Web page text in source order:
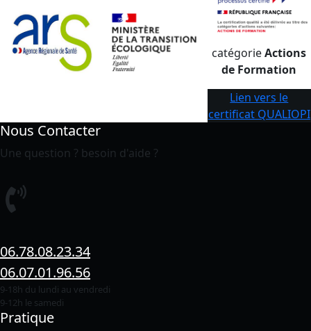
catégorieActions
de Formation
Lien vers le
certificat QUALIOPI
Nous Contacter
Une question ? besoin d'aide ?
06.78.08.23.34
06.07.01.96.56
9-18h du lundi au vendredi
9-12h le samedi
Pratique